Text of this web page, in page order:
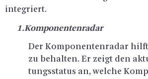
in­te­griert.
1.Kom­po­nen­ten­ra­dar
Der Kom­po­nen­ten­ra­dar
zu be­hal­ten. Er zeigt den
tungs­sta­tus an, wel­che